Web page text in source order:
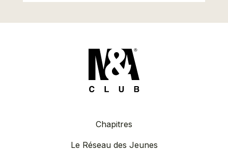
Chapitres
Le Réseau des Jeunes